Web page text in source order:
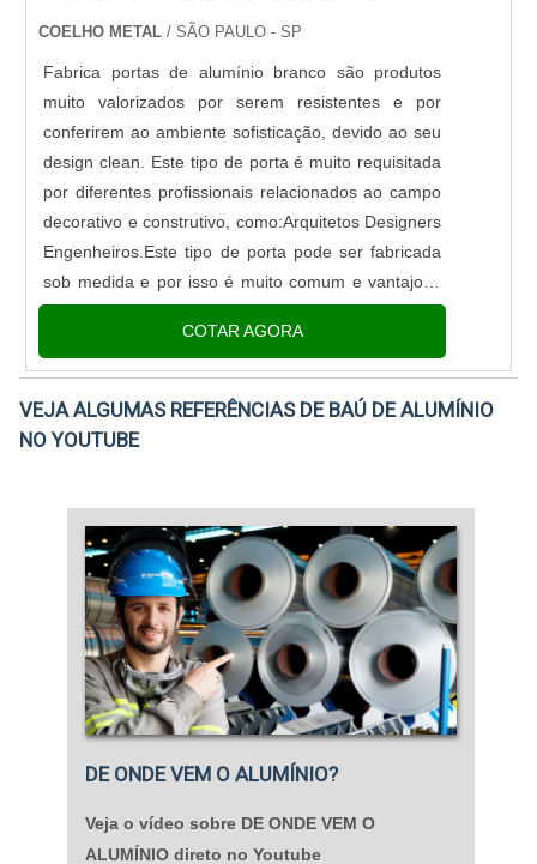
COELHO METAL / SÃO PAULO - SP
Fabrica portas de alumínio branco são produtos
muito valorizados por serem resistentes e por
conferirem ao ambiente sofisticação, devido ao seu
design clean. Este tipo de porta é muito requisitada
por diferentes profissionais relacionados ao campo
decorativo e construtivo, como:Arquitetos Designers
Engenheiros.Este tipo de porta pode ser fabricada
sob medida e por isso é muito comum e vantajoso
contar com uma fábrica que faz portas de
COTAR AGORA
VEJA ALGUMAS REFERÊNCIAS DE BAÚ DE ALUMÍNIO
NO YOUTUBE
DE ONDE VEM O ALUMÍNIO?
Veja o vídeo sobre DE ONDE VEM O
ALUMÍNIO direto no Youtube